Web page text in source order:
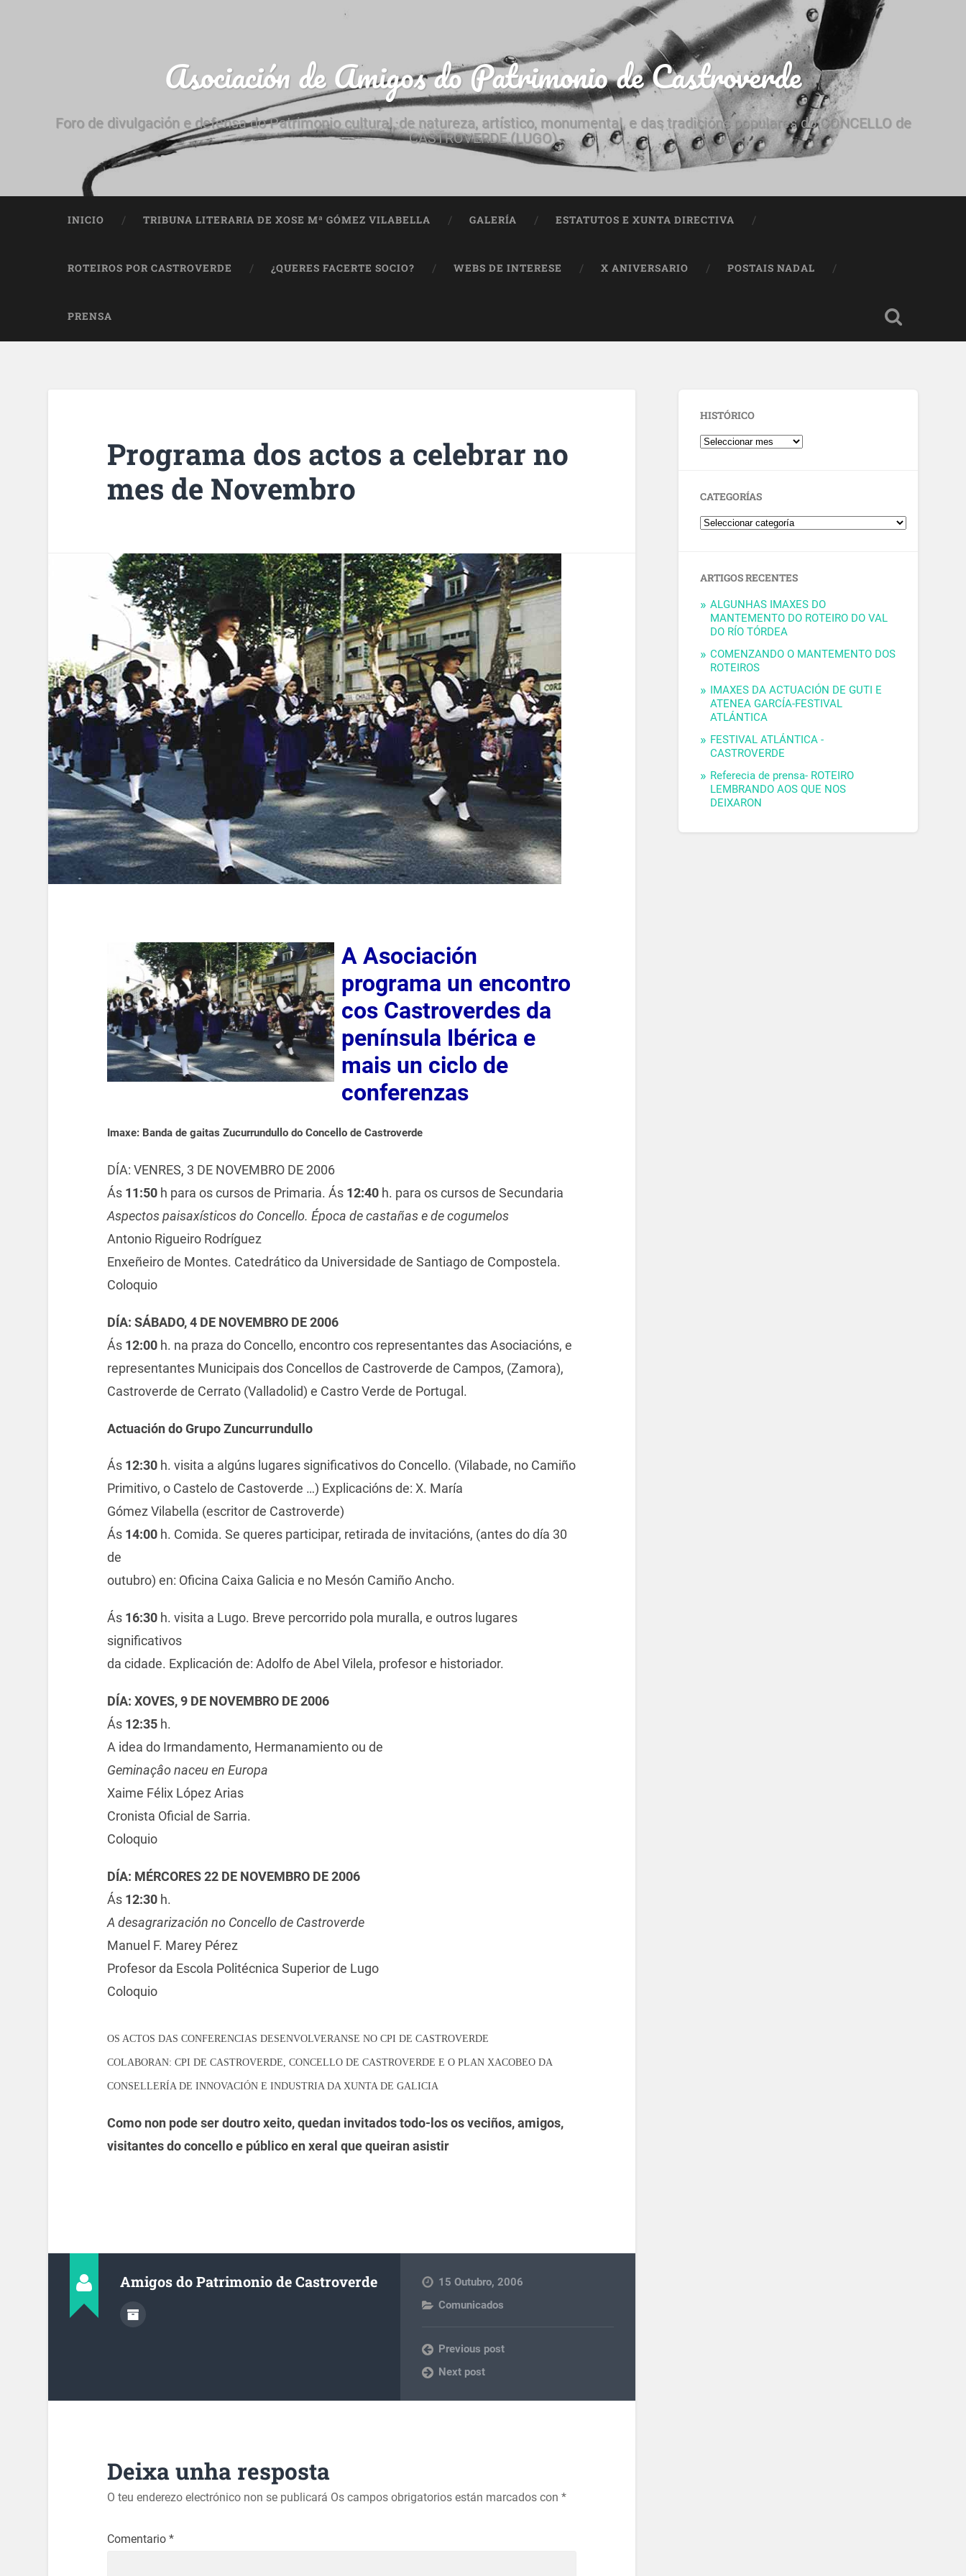
Asociación de Amigos do Patrimonio de Castroverde
Foro de divulgación e defensa do Patrimonio cultural, de natureza, artístico, monumental, e das tradicións populares do CONCELLO de
CASTROVERDE (LUGO)
INICIO TRIBUNA LITERARIA DE XOSE Mª GÓMEZ VILABELLA GALERÍA ESTATUTOS E XUNTA DIRECTIVA
ROTEIROS POR CASTROVERDE ¿QUERES FACERTE SOCIO? WEBS DE INTERESE X ANIVERSARIO POSTAIS NADAL
PRENSA
Programa dos actos a celebrar no
mes de Novembro
A Asociación
programa un encontro
cos Castroverdes da
península Ibérica e
mais un ciclo de
conferenzas
Imaxe: Banda de gaitas Zucurrundullo do Concello de Castroverde
DÍA: VENRES, 3 DE NOVEMBRO DE 2006
Ás 11:50h para os cursos de Primaria. Ás 12:40h. para os cursos de Secundaria
Aspectos paisaxísticos do Concello. Época de castañas e de cogumelos
Antonio Rigueiro Rodríguez
Enxeñeiro de Montes. Catedrático da Universidade de Santiago de Compostela.
Coloquio
DÍA: SÁBADO, 4 DE NOVEMBRO DE 2006
Ás 12:00h. na praza do Concello, encontro cos representantes das Asociacións, e
representantes Municipais dos Concellos de Castroverde de Campos, (Zamora),
Castroverde de Cerrato (Valladolid) e Castro Verde de Portugal.
Actuación do Grupo Zuncurrundullo
Ás 12:30h. visita a algúns lugares significativos do Concello. (Vilabade, no Camiño
Primitivo, o Castelo de Castoverde …) Explicacións de: X. María
Gómez Vilabella (escritor de Castroverde)
Ás 14:00h. Comida. Se queres participar, retirada de invitacións, (antes do día 30
de
outubro) en: Oficina Caixa Galicia e no Mesón Camiño Ancho.
Ás 16:30h. visita a Lugo. Breve percorrido pola muralla, e outros lugares
significativos
da cidade. Explicación de: Adolfo de Abel Vilela, profesor e historiador.
DÍA: XOVES, 9 DE NOVEMBRO DE 2006
Ás 12:35h.
A idea do Irmandamento, Hermanamiento ou de
Geminaçâo naceu en Europa
Xaime Félix López Arias
Cronista Oficial de Sarria.
Coloquio
DÍA: MÉRCORES 22 DE NOVEMBRO DE 2006
Ás 12:30h.
A desagrarización no Concello de Castroverde
Manuel F. Marey Pérez
Profesor da Escola Politécnica Superior de Lugo
Coloquio
OS ACTOS DAS CONFERENCIAS DESENVOLVERANSE NO CPI DE CASTROVERDE
COLABORAN: CPI DE CASTROVERDE, CONCELLO DE CASTROVERDE E O PLAN XACOBEO DA
CONSELLERÍA DE INNOVACIÓN E INDUSTRIA DA XUNTA DE GALICIA
Como non pode ser doutro xeito, quedan invitados todo-los os veciños, amigos,
visitantes do concello e público en xeral que queiran asistir
Amigos do Patrimonio de Castroverde
15 Outubro, 2006
Comunicados
Previous post
Next post
Deixa unha resposta
O teu enderezo electrónico non se publicará Os campos obrigatorios están marcados con *
Comentario *
HISTÓRICO
CATEGORÍAS
ARTIGOS RECENTES
ALGUNHAS IMAXES DO
MANTEMENTO DO ROTEIRO DO VAL
DO RÍO TÓRDEA
COMENZANDO O MANTEMENTO DOS
ROTEIROS
IMAXES DA ACTUACIÓN DE GUTI E
ATENEA GARCÍA-FESTIVAL
ATLÁNTICA
FESTIVAL ATLÁNTICA -
CASTROVERDE
Referecia de prensa- ROTEIRO
LEMBRANDO AOS QUE NOS
DEIXARON